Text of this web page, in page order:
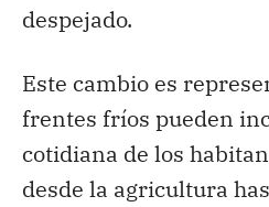
despejado.
Este cambio es
frentes fríos pueden
cotidiana de los
desde la agricultura